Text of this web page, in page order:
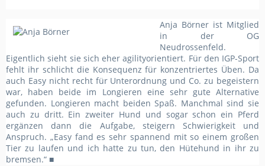
Anja Börner ist Mitglied
in der OG
Neudrossenfeld.
Eigentlich sieht sie sich eher agilityorientiert. Für den IGP-Sport
fehlt ihr schlicht die Konsequenz für konzentriertes Üben. Da
auch Easy nicht recht für Unterordnung und Co. zu begeistern
war, haben beide im Longieren eine sehr gute Alternative
gefunden. Longieren macht beiden Spaß. Manchmal sind sie
auch zu dritt. Ein zweiter Hund und sogar schon ein Pferd
ergänzen dann die Aufgabe, steigern Schwierigkeit und
Anspruch. „Easy fand es sehr spannend mit so einem großen
Tier zu laufen und ich hatte zu tun, den Hütehund in ihr zu
bremsen.“ ■